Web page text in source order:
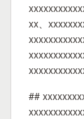
xx、
##